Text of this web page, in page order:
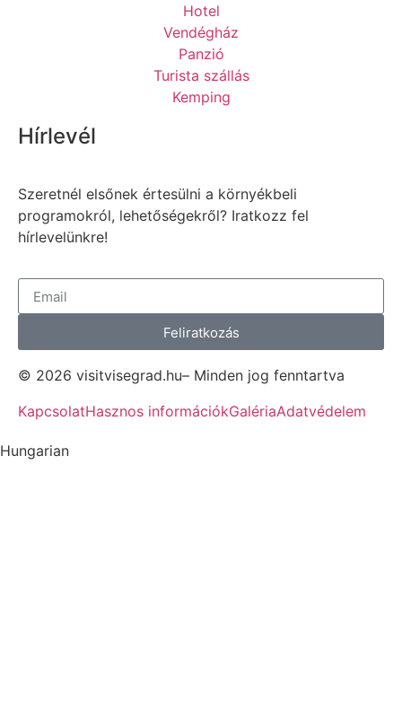
Hotel
Vendégház
Panzió
Turista szállás
Kemping
Hírlevél
Szeretnél elsőnek értesülni a környékbeli
programokról, lehetőségekről? Iratkozz fel
hírlevelünkre!
Feliratkozás
© 2026 visitvisegrad.hu– Minden jog fenntartva
KapcsolatHasznos információkGalériaAdatvédelem
Hungarian